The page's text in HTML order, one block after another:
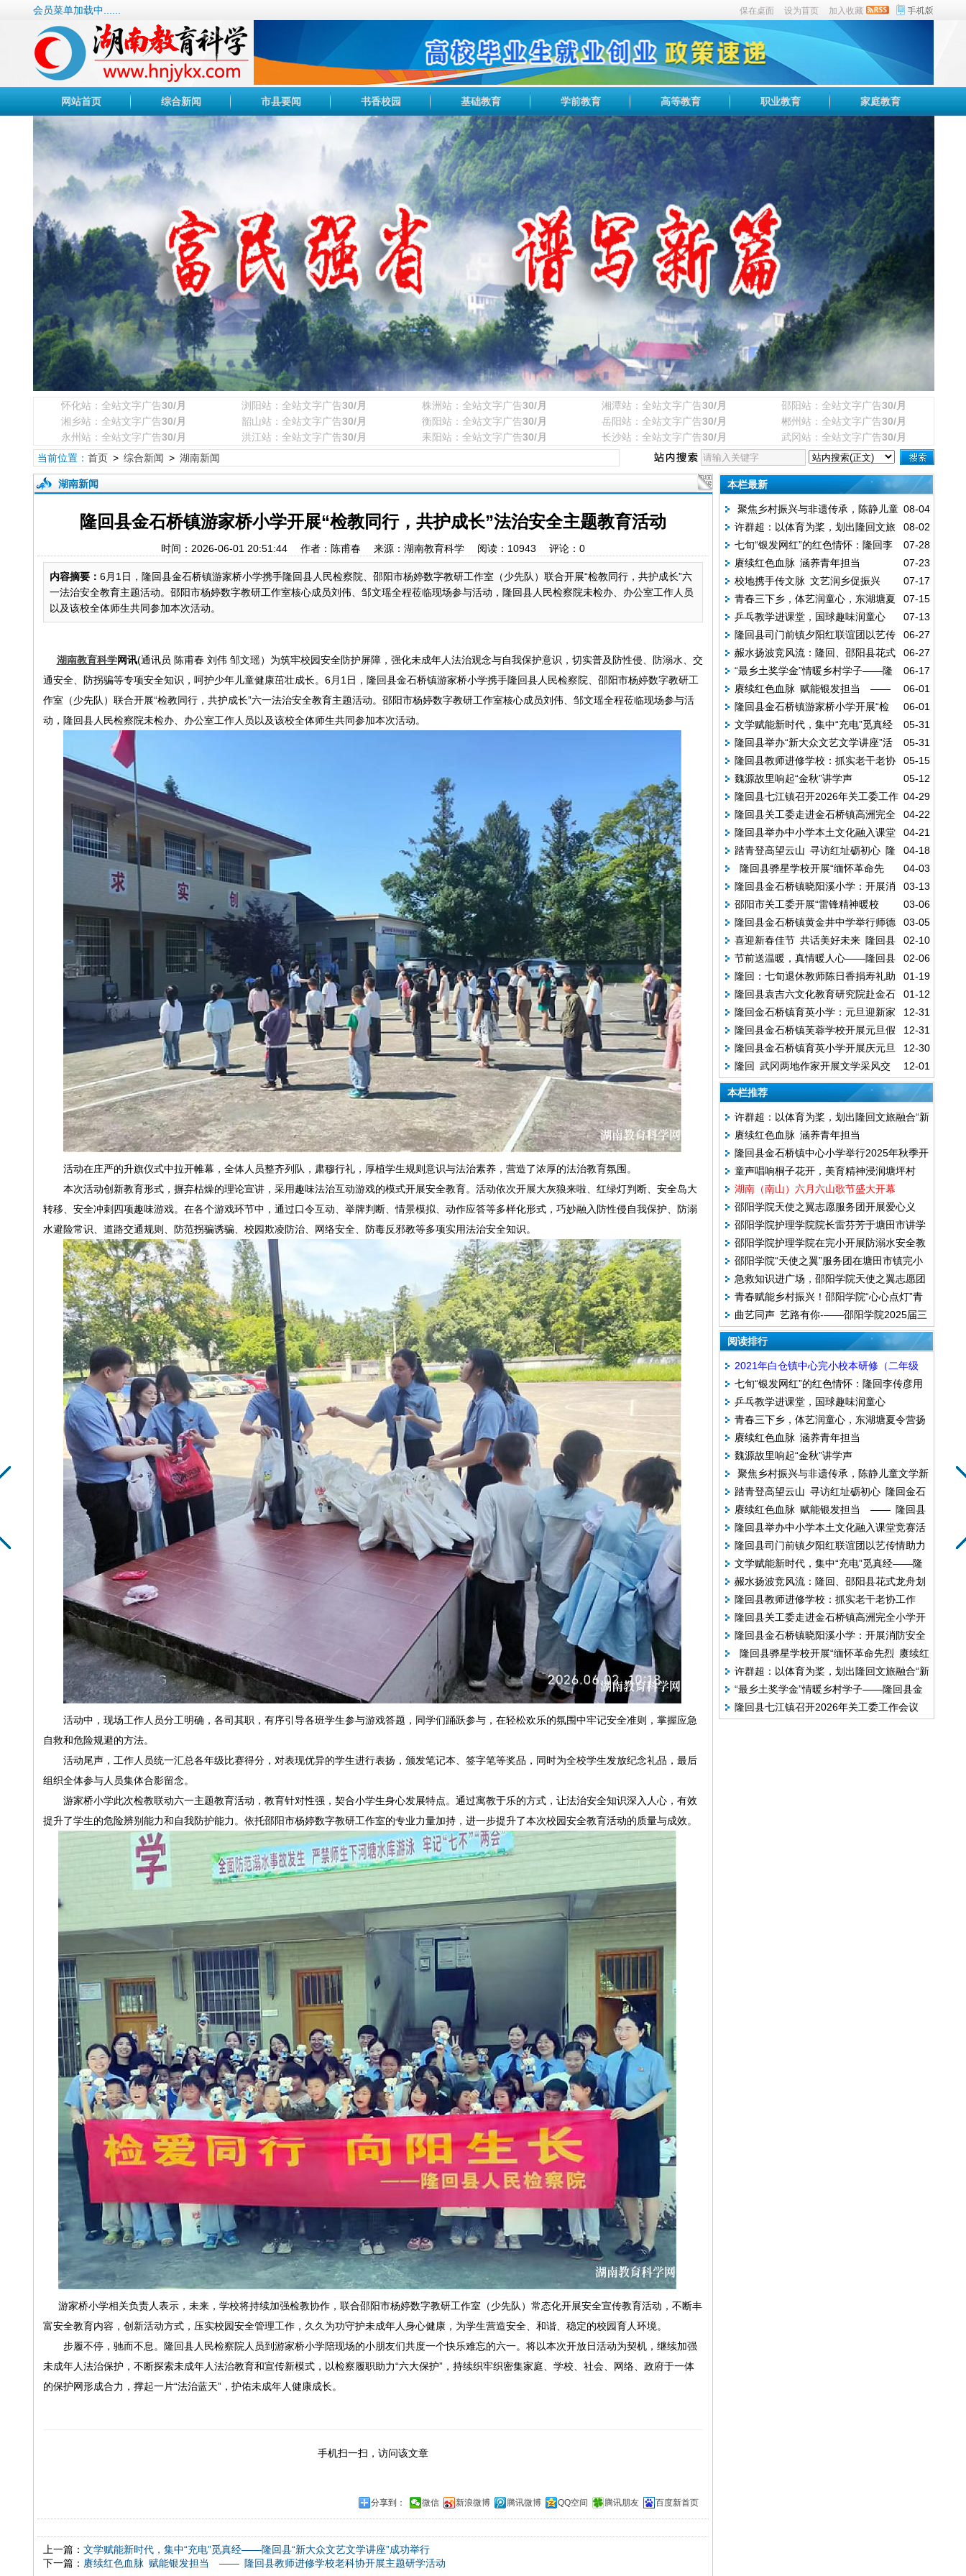
会员菜单加载中...... 保在桌面 设为苜页 加入收藏
网站首页 综合新闻 市县要闻 书香校园 基础教育 学前教育 高等教育 职业教育 家庭教育
怀化站：全站文字广告30/月 浏阳站：全站文字广告30/月 株洲站：全站文字广告30/月 湘潭站：全站文字广告30/月 邵阳站：全站文字广告30/月
湘乡站：全站文字广告30/月 韶山站：全站文字广告30/月 衡阳站：全站文字广告30/月 岳阳站：全站文字广告30/月 郴州站：全站文字广告30/月
永州站：全站文字广告30/月 洪江站：全站文字广告30/月 耒阳站：全站文字广告30/月 长沙站：全站文字广告30/月 武冈站：全站文字广告30/月
当前位置： 首页> 综合新闻 > 湖南新闻
湖南新闻
隆回县金石桥镇游家桥小学开展“检教同行，共护成长”法治安全主题教育活动
时间：2026-06-01 20:51:44 作者：陈甫春 来源：湖南教育科学 阅读： 10943 评论： 0
内容摘要： 6月1日，隆回县金石桥镇游家桥小学携手隆回县人民检察院、邵阳市杨婷数字教研工作室（少先队）联合开展“检教同行，共护成长”六
一法治安全教育主题活动。邵阳市杨婷数字教研工作室核心成员刘伟、邹文瑶全程莅临现场参与活动，隆回县人民检察院未检办、办公室工作人员
以及该校全体师生共同参加本次活动。
湖南教育科学网讯(通讯员 陈甫春 刘伟 邹文瑶）为筑牢校园安全防护屏障，强化未成年人法治观念与自我保护意识，切实普及防性侵、防溺水、交
通安全、防拐骗等专项安全知识，呵护少年儿童健康茁壮成长。 6月 1 日，隆回县金石桥镇游家桥小学携手隆回县人民检察院、邵阳市杨婷数字教研工
作室（少先队）联合开展“检教同行，共护成长”六一法治安全教育主题活动。邵阳市杨婷数字教研工作室核心成员刘伟、邹文瑶全程莅临现场参与活
动，隆回县人民检察院未检办、办公室工作人员以及该校全体师生共同参加本次活动。
活动在庄严的升旗仪式中拉开帷幕，全体人员整齐列队，肃穆行礼，厚植学生规则意识与法治素养，营造了浓厚的法治教育氛围。
本次活动创新教育形式，摒弃枯燥的理论宣讲，采用趣味法治互动游戏的模式开展安全教育。活动依次开展大灰狼来啦、红绿灯判断、安全岛大
转移、安全冲刺四项趣味游戏。在各个游戏环节中，通过口令互动、举牌判断、情景模拟、动作应答等多样化形式，巧妙融入防性侵自我保护、防溺
水避险常识、道路交通规则、防范拐骗诱骗、校园欺凌防治、网络安全、防毒反邪教等多项实用法治安全知识。
活动中，现场工作人员分工明确，各司其职，有序引导各班学生参与游戏答题，同学们踊跃参与，在轻松欢乐的氛围中牢记安全准则，掌握应急
自救和危险规避的方法。
活动尾声，工作人员统一汇总各年级比赛得分，对表现优异的学生进行表扬，颁发笔记本、签字笔等奖品，同时为全校学生发放纪念礼品，最后
组织全体参与人员集体合影留念。
游家桥小学此次检教联动六一主题教育活动，教育针对性强，契合小学生身心发展特点。通过寓教于乐的方式，让法治安全知识深入人心，有效
提升了学生的危险辨别能力和自我防护能力。依托邵阳市杨婷数字教研工作室的专业力量加持，进一步提升了本次校园安全教育活动的质量与成效。
游家桥小学相关负责人表示，未来，学校将持续加强检教协作，联合邵阳市杨婷数字教研工作室（少先队）常态化开展安全宣传教育活动，不断丰
富安全教育内容，创新活动方式，压实校园安全管理工作，久久为功守护未成年人身心健康，为学生营造安全、和谐、稳定的校园育人环境。
步履不停，驰而不息。隆回县人民检察院人员到游家桥小学陪现场的小朋友们共度一个快乐难忘的六一。将以本次开放日活动为契机，继续加强
未成年人法治保护，不断探索未成年人法治教育和宣传新模式，以检察履职助力“六大保护”，持续织牢织密集家庭、学校、社会、网络、政府于一体
的保护网形成合力，撑起一片“法治蓝天”，护佑未成年人健康成长。
手机扫一扫，访问该文章
分享到： 微信 新浪微博 腾讯微博 QQ空间 腾讯朋友 百度新首页
上一篇： 文学赋能新时代，集中“充电”觅真经——隆回县“新大众文艺文学讲座”成功举行
下一篇： 赓续红色血脉 赋能银发担当 —— 隆回县教师进修学校老科协开展主题研学活动
本栏最新
08-04
聚焦乡村振兴与非遗传承，陈静儿童
文学新作《云上欢歌》全国发行
08-02
许群超：以体育为桨，划出隆回文旅
融合“新航道”
07-28
七旬“银发网红”的红色情怀：隆回李
传彦用短视频传递时代正能量
07-23
赓续红色血脉 涵养青年担当
07-17
校地携手传文脉 文艺润乡促振兴
——湖南人文科技学院赴司门前镇开展文旅
志愿服务联谊活动
07-15
青春三下乡，体艺润童心，东湖塘夏
令营扬帆启航
07-13
乒乓教学进课堂，国球趣味润童心
06-27
隆回县司门前镇夕阳红联谊团以艺传
情助力乡村文化振兴
06-27
赧水扬波竞风流：隆回、邵阳县花式
龙舟划出千年文脉新风采
06-17
“最乡土奖学金”情暖乡村学子——隆
回县金石桥镇晓阳溪小学举行“好好读书，奖
励小猪”奖品发放仪式
06-01
赓续红色血脉 赋能银发担当 ——
隆回县教师进修学校老科协开展主题研学活
动
06-01
隆回县金石桥镇游家桥小学开展“检
教同行，共护成长”法治安全主题教育活动
05-31
文学赋能新时代，集中“充电”觅真经
——隆回县“新大众文艺文学讲座”成功举行
05-31
隆回县举办“新大众文艺文学讲座”活
动
05-15
隆回县教师进修学校：抓实老干老协
工作 暖心护航桑榆晚晴
05-12
魏源故里响起“金秋”讲学声
04-29
隆回县七江镇召开2026年关工委工作
会议
04-22
隆回县关工委走进金石桥镇高洲完全
小学开展科技创新专题宣讲活动
04-21
隆回县举办中小学本土文化融入课堂
竞赛活动
04-18
踏青登高望云山 寻访红址砺初心 隆
回金石桥镇育英小学行走中的思政课
04-03
隆回县骅星学校开展“缅怀革命先
烈 赓续红色基因”清明祭英烈主题教育活动
03-13
隆回县金石桥镇晓阳溪小学：开展消
防安全公开课
03-06
邵阳市关工委开展“雷锋精神暖校
园，文体爱心助成长”捐赠活动
03-05
隆回县金石桥镇黄金井中学举行师德
师风宣誓活动 共筑教育精神高地
02-10
喜迎新春佳节 共话美好未来 隆回县
金石桥镇老干支部举行迎新座谈会
02-06
节前送温暖，真情暖人心——隆回县
教育局为离退休教职工送“祝福”
01-19
隆回：七旬退休教师陈日香捐寿礼助
学
01-12
隆回县袁吉六文化教育研究院赴金石
桥镇开展传统文化采风活动
12-31
隆回金石桥镇育英小学：元旦迎新家
校共育再启航
12-31
隆回县金石桥镇芙蓉学校开展元旦假
期安全教育 守护学生平安
12-30
隆回县金石桥镇育英小学开展庆元旦
暨家长会汇报演出活动
12-01
隆回 武冈两地作家开展文学采风交
流活动
本栏推荐
许群超：以体育为桨，划出隆回文旅融合“新
航道”
赓续红色血脉 涵养青年担当
隆回县金石桥镇中心小学举行2025年秋季开
学典礼暨表彰大会
童声唱响桐子花开，美育精神浸润塘坪村
湖南（南山）六月六山歌节盛大开幕
邵阳学院天使之翼志愿服务团开展爱心义
诊，情暖百姓
邵阳学院护理学院院长雷芬芳于塘田市讲学
院游客中心开展慢性康复讲座，助力健康科
普
邵阳学院护理学院在完小开展防溺水安全教
育活动，为学生筑牢安全防线
邵阳学院“天使之翼”服务团在塘田市镇完小
开展“我是女生”女童教育宣讲活动
急救知识进广场，邵阳学院天使之翼志愿团
在行动
青春赋能乡村振兴！邵阳学院“心心点灯”青
年基层实践队走进利群村
曲艺同声 艺路有你-——邵阳学院2025届三
言曲艺社毕业晚会
阅读排行
2021年白仓镇中心完小校本研修（二年级
组）
七旬“银发网红”的红色情怀：隆回李传彦用
短视频传递时代正能量
乒乓教学进课堂，国球趣味润童心
青春三下乡，体艺润童心，东湖塘夏令营扬
帆启航
赓续红色血脉 涵养青年担当
魏源故里响起“金秋”讲学声
聚焦乡村振兴与非遗传承，陈静儿童文学新
作《云上欢歌》全国发行
踏青登高望云山 寻访红址砺初心 隆回金石
桥镇育英小学行走中的思政课
赓续红色血脉 赋能银发担当 —— 隆回县
教师进修学校老科协开展主题研学活动
隆回县举办中小学本土文化融入课堂竞赛活
动
隆回县司门前镇夕阳红联谊团以艺传情助力
乡村文化振兴
文学赋能新时代，集中“充电”觅真经——隆
回县“新大众文艺文学讲座”成功举行
赧水扬波竞风流：隆回、邵阳县花式龙舟划
出千年文脉新风采
隆回县教师进修学校：抓实老干老协工作
暖心护航桑榆晚晴
隆回县关工委走进金石桥镇高洲完全小学开
展科技创新专题宣讲活动
隆回县金石桥镇晓阳溪小学：开展消防安全
公开课
隆回县骅星学校开展“缅怀革命先烈 赓续红
色基因”清明祭英烈主题教育活动
许群超：以体育为桨，划出隆回文旅融合“新
航道”
“最乡土奖学金”情暖乡村学子——隆回县金
石桥镇晓阳溪小学举行“好好读书，奖励小
隆回县七江镇召开2026年关工委工作会议